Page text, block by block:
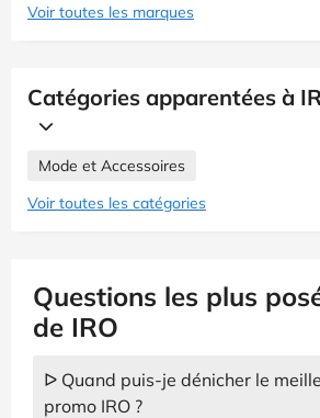
Voir toutes les marques
Catégories apparentées à
Mode et Accessoires
Voir toutes les catégories
Questions les plus
de IRO
ᐅ Quand puis-je dénicher le
promo IRO ?